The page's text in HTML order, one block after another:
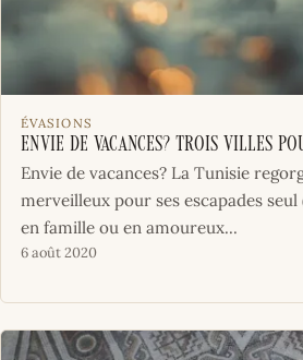
ÉVASIONS
Envie de vacances? Trois villes
Envie de vacances? La Tunisie
merveilleux pour ses escapades
en famille ou en amoureux...
6 août 2020